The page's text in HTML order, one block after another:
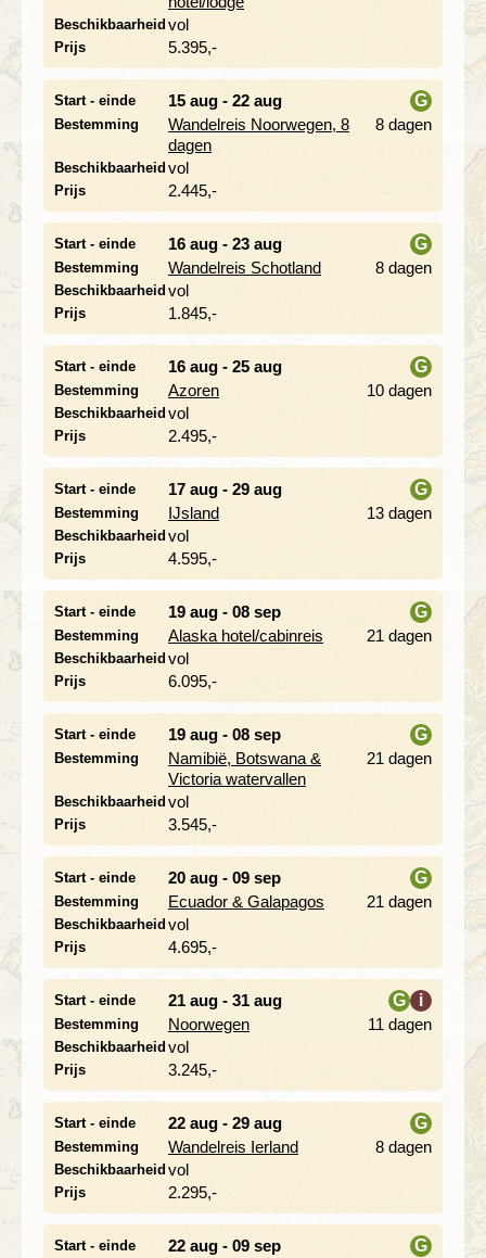
Beschikbaarheid vol
Prijs 5.395,-
Start - einde 15 aug - 22 aug
Bestemming
Wandelreis Noorwegen, 8
dagen
G
8 dagen
Beschikbaarheid vol
Prijs 2.445,-
Start - einde 16 aug - 23 aug
Bestemming Wandelreis Schotland
G
8 dagen
Beschikbaarheid vol
Prijs 1.845,-
Start - einde 16 aug - 25 aug
Bestemming Azoren
G
10 dagen
Beschikbaarheid vol
Prijs 2.495,-
Start - einde 17 aug - 29 aug
Bestemming IJsland
G
13 dagen
Beschikbaarheid vol
Prijs 4.595,-
Start - einde 19 aug - 08 sep
Bestemming Alaska hotel/cabinreis
G
21 dagen
Beschikbaarheid vol
Prijs 6.095,-
Start - einde 19 aug - 08 sep
Bestemming
Namibië, Botswana &
Victoria watervallen
G
21 dagen
Beschikbaarheid vol
Prijs 3.545,-
Start - einde 20 aug - 09 sep
Bestemming Ecuador & Galapagos
G
21 dagen
Beschikbaarheid vol
Prijs 4.695,-
Start - einde 21 aug - 31 aug
Bestemming Noorwegen
G
i
11 dagen
Beschikbaarheid vol
Prijs 3.245,-
Start - einde 22 aug - 29 aug
Bestemming Wandelreis Ierland
G
8 dagen
Beschikbaarheid vol
Prijs 2.295,-
Start - einde 22 aug - 09 sep G